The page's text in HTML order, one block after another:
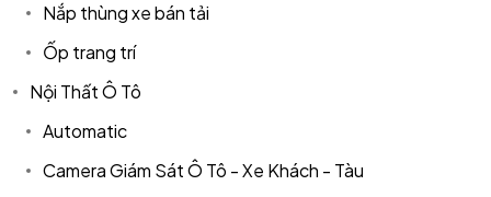
Nắp thùng xe bán tải
Ốp trang trí
Nội Thất Ô Tô
Automatic
Camera Giám Sát Ô Tô - Xe Khách - Tàu